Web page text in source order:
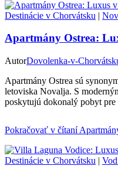
Destinácie v Chorvátsku |
Apartmány Ostrea:
AutorDovolenka-v-
Apartmány Ostrea sú
letoviska Novalja. S
poskytujú dokonalý pobyt
Pokračovať v čítaní
Destinácie v Chorvátsku |